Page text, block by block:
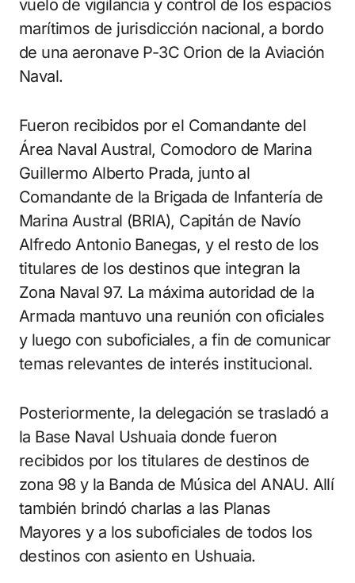
vuelo de vigilancia y control de los espacios
marítimos de jurisdicción nacional, a bordo
de una aeronave P-3C Orion de la Aviación
Naval.
Fueron recibidos por el Comandante del
Área Naval Austral, Comodoro de Marina
Guillermo Alberto Prada, junto al
Comandante de la Brigada de Infantería de
Marina Austral (BRIA), Capitán de Navío
Alfredo Antonio Banegas, y el resto de los
titulares de los destinos que integran la
Zona Naval 97. La máxima autoridad de la
Armada mantuvo una reunión con oficiales
y luego con suboficiales, a fin de comunicar
temas relevantes de interés institucional.
Posteriormente, la delegación se trasladó a
la Base Naval Ushuaia donde fueron
recibidos por los titulares de destinos de
zona 98 y la Banda de Música del ANAU. Allí
también brindó charlas a las Planas
Mayores y a los suboficiales de todos los
destinos con asiento en Ushuaia.